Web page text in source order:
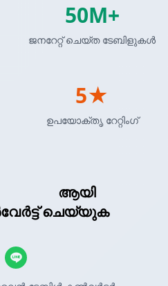
ആയി
ചെയ്യുക
50M+
ജനറേറ്റ് ചെയ്ത ടേബിളുകൾ
5★
ഉപയോക്തൃ റേറ്റിംഗ്